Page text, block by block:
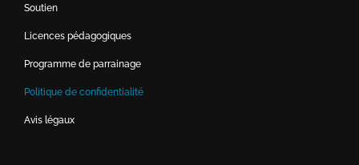
Soutien
Licences pédagogiques
Programme de parrainage
Politique de confidentialité
Avis légaux